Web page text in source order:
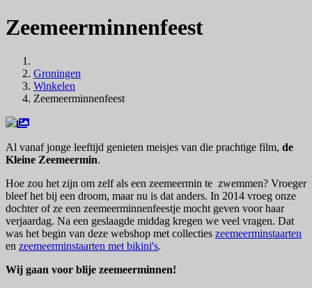
Zeemeerminnenfeest
Groningen
Winkelen
Zeemeerminnenfeest
Al vanaf jonge leeftijd genieten meisjes van die prachtige film, de
Kleine Zeemeermin.
Hoe zou het zijn om zelf als een zeemeermin te zwemmen? Vroeger
bleef het bij een droom, maar nu is dat anders. In 2014 vroeg onze
dochter of ze een zeemeerminnenfeestje mocht geven voor haar
verjaardag. Na een geslaagde middag kregen we veel vragen. Dat
was het begin van deze webshop met collecties zeemeerminstaarten
en zeemeerminstaarten met bikini's.
Wij gaan voor blije zeemeerminnen!